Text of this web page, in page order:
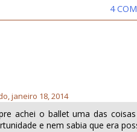
4
janeiro 18, 2014
achei o ballet uma das
e nem sabia que era